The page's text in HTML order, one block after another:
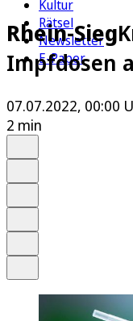
Kultur
Rätsel
Newsletter
E-Paper
Rhein-Sieg
Impfdosen
07.07.2022, 00:00
2 min